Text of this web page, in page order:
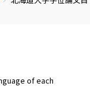
of each